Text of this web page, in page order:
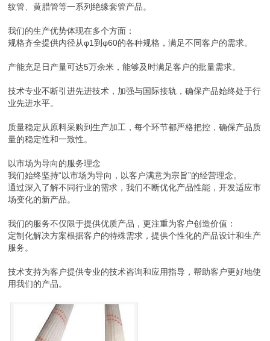
纹管、黄腊管等一系列绝缘套管产品。
我们的生产优势体现在多个方面：
规格齐全提供内径从φ1到φ60的各种规格，满足不同客户的需求。
产能充足日产量可达5万余米，能够及时满足客户的批量需求。
技术专业不断引进先进技术，加强与国际接轨，确保产品始终处于行
业先进水平。
质量稳定从原料采购到生产加工，每个环节都严格把控，确保产品质
量的稳定性和一致性。
以市场为导向的服务理念
我们始终坚持“以市场为导向，以客户满意为宗旨”的经营理念。
通过深入了解不同行业的需求，我们不断优化产品性能，开发适应市
场变化的新产品。
我们的服务不仅限于提供优质产品，更注重为客户创造价值：
定制化解决方案根据客户的特殊需求，提供个性化的产品设计和生产
服务。
技术支持为客户提供专业的技术咨询和应用指导，帮助客户更好地使
用我们的产品。